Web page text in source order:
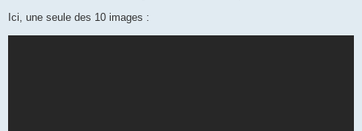
Ici, une seule des 10 images :